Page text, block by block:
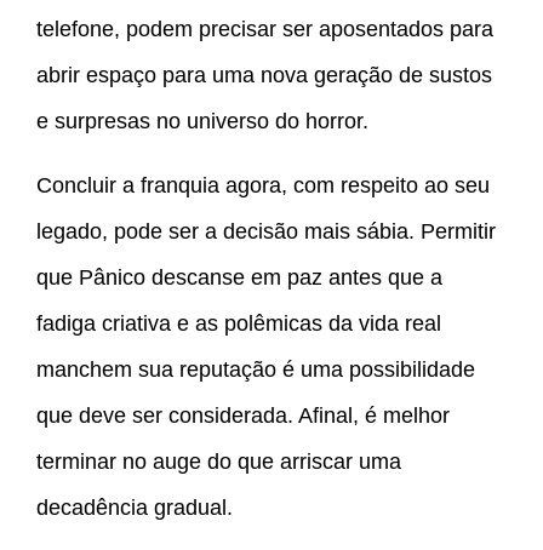
telefone, podem precisar ser aposentados para
abrir espaço para uma nova geração de sustos
e surpresas no universo do horror.
Concluir a franquia agora, com respeito ao seu
legado, pode ser a decisão mais sábia. Permitir
que Pânico descanse em paz antes que a
fadiga criativa e as polêmicas da vida real
manchem sua reputação é uma possibilidade
que deve ser considerada. Afinal, é melhor
terminar no auge do que arriscar uma
decadência gradual.